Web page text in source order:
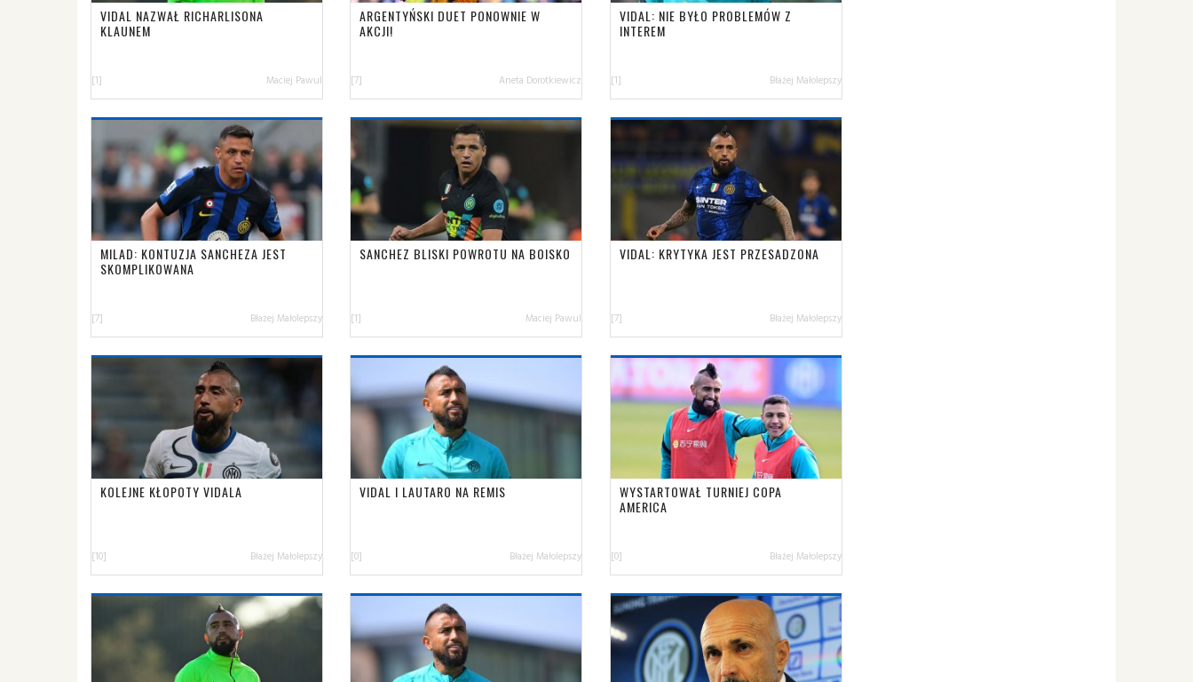
VIDAL NAZWAŁ RICHARLISONA
KLAUNEM
[1] Maciej Pawul
ARGENTYŃSKI DUET PONOWNIE W
AKCJI!
[7] Aneta Dorotkiewicz
VIDAL: NIE BYŁO PROBLEMÓW Z
INTEREM
[1] Błażej Małolepszy
MILAD: KONTUZJA SANCHEZA JEST
SKOMPLIKOWANA
[7] Błażej Małolepszy
SANCHEZ BLISKI POWROTU NA BOISKO
[1] Maciej Pawul
VIDAL: KRYTYKA JEST PRZESADZONA
[7] Błażej Małolepszy
KOLEJNE KŁOPOTY VIDALA
[10] Błażej Małolepszy
VIDAL I LAUTARO NA REMIS
[0] Błażej Małolepszy
WYSTARTOWAŁ TURNIEJ COPA
AMERICA
[0] Błażej Małolepszy